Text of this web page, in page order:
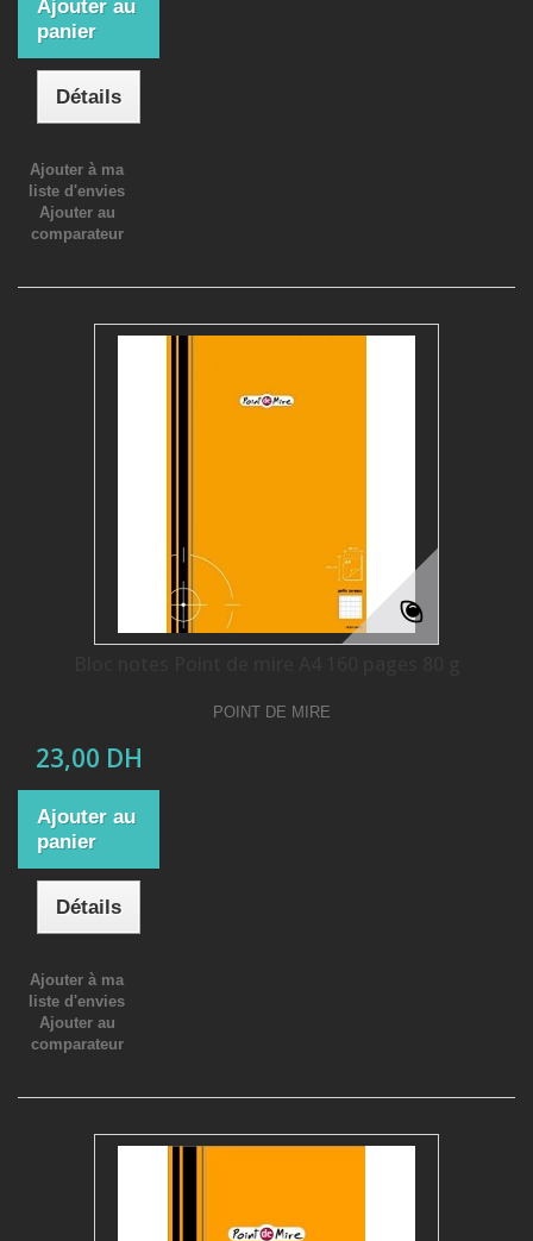
Ajouter au
panier
Détails
Ajouter à ma
liste d'envies
Ajouter au
comparateur
POINT DE MIRE
23,00 DH
Ajouter au
panier
Détails
Ajouter à ma
liste d'envies
Ajouter au
comparateur